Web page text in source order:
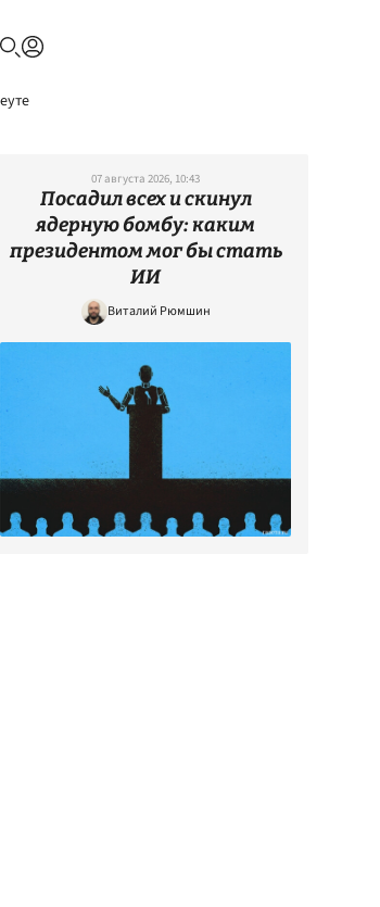
07 августа 2026, 10:43
Посадил всех и скинул
ядерную бомбу: каким
президентом мог бы стать
ИИ
Виталий Рюмшин